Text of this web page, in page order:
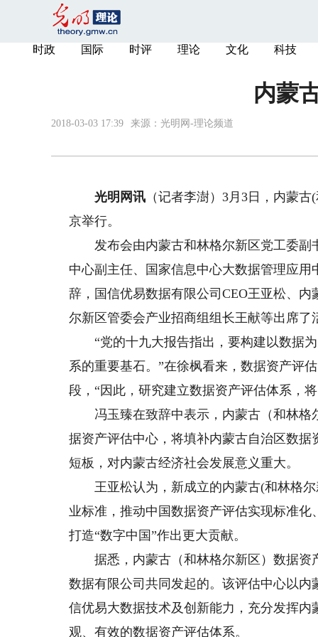
时政 国际 时评 理论 文化 科技
内蒙
2018-03-03 17:39 来源： 光明网-理论频道
光明网讯 （记者李澍）3月3日，内蒙
京举行。
发布会由内蒙古和林格尔新区党工委副
中心副主任、国家信息中心大数据管理应
辞，国信优易数据有限公司CEO王亚松、
尔新区管委会产业招商组组长王献等出席了
“党的十九大报告指出，要构建以数据为
系的重要基石。”在徐枫看来，数据资产评
段，“因此，研究建立数据资产评估体系，
冯玉臻在致辞中表示，内蒙古（和林格
据资产评估中心，将填补内蒙古自治区数
短板，对内蒙古经济社会发展意义重大。
王亚松认为，新成立的内蒙古(和林格尔
业标准，推动中国数据资产评估实现标准
打造“数字中国”作出更大贡献。
据悉，内蒙古（和林格尔新区）数据资
数据有限公司共同发起的。该评估中心以
信优易大数据技术及创新能力，充分发挥
观、有效的数据资产评估体系。